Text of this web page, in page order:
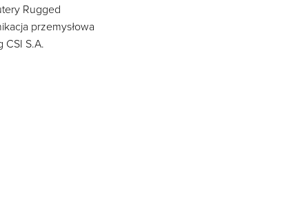
Rugged
przemysłowa
CSI S.A.